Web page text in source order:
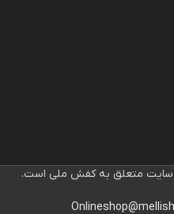
سایت متعلق به کفش ملی است.